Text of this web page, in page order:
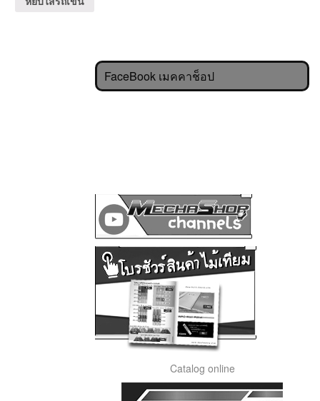
FaceBook เมคคาช็อป
Catalog online